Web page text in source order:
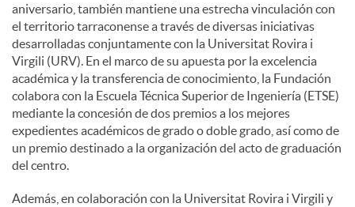
aniversario, también mantiene una estrecha vinculación con
el territorio tarraconense a través de diversas iniciativas
desarrolladas conjuntamente con la Universitat Rovira i
Virgili (URV). En el marco de su apuesta por la excelencia
académica y la transferencia de conocimiento, la Fundación
colabora con la Escuela Técnica Superior de Ingeniería (ETSE)
mediante la concesión de dos premios a los mejores
expedientes académicos de grado o doble grado, así como de
un premio destinado a la organización del acto de graduación
del centro.
Además, en colaboración con la Universitat Rovira i Virgili y